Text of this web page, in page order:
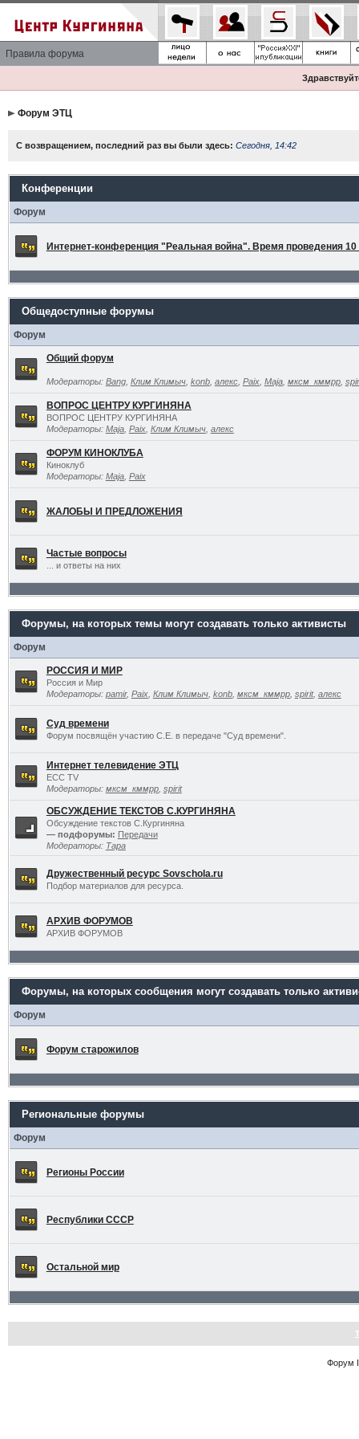
Правила форума
Форум ЭТЦ
С возвращением, последний раз вы были здесь: Сегодня, 14:42
Конференции
Форум
Интернет-конференция "Реальная война". Время проведения 10
Общедоступные форумы
Форум
Общий форум
Модераторы: Bang, Клим Климыч, konb, алекс, Paix, Maja, мксм_кммрр,
ВОПРОС ЦЕНТРУ КУРГИНЯНА
ВОПРОС ЦЕНТРУ КУРГИНЯНА
Модераторы: Maja, Paix, Клим Климыч, алекс
ФОРУМ КИНОКЛУБА
Киноклуб
Модераторы: Maja, Paix
ЖАЛОБЫ И ПРЕДЛОЖЕНИЯ
Частые вопросы
... и ответы на них
Форумы, на которых темы могут создавать только активисты
Форум
РОССИЯ И МИР
Россия и Мир
Модераторы: pamir, Paix, Клим Климыч, konb, мксм_кммрр, spirit, алекс
Суд времени
Форум посвящён участию С.Е. в передаче "Суд времени".
Интернет телевидение ЭТЦ
ECC TV
Модераторы: мксм_кммрр, spirit
ОБСУЖДЕНИЕ ТЕКСТОВ С.КУРГИНЯНА
Обсуждение текстов С.Кургиняна
— подфорумы: Передачи
Модераторы: Тара
Дружественный ресурс Sovschola.ru
Подбор материалов для ресурса.
АРХИВ ФОРУМОВ
АРХИВ ФОРУМОВ
Форумы, на которых сообщения могут создавать только
Форум
Форум старожилов
Региональные форумы
Форум
Регионы России
Республики СССР
Остальной мир
Форум